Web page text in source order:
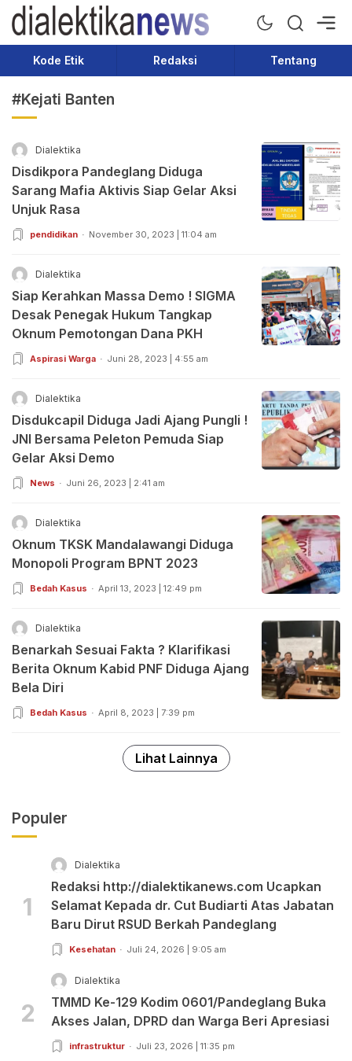
Dialektika News
Terkini dan Populer
Kode Etik Redaksi Tentang
#Kejati Banten
Dialektika
Disdikpora Pandeglang Diduga
Sarang Mafia Aktivis Siap Gelar Aksi
Unjuk Rasa
pendidikan November 30, 2023 | 11:04 am
Dialektika
Siap Kerahkan Massa Demo ! SIGMA
Desak Penegak Hukum Tangkap
Oknum Pemotongan Dana PKH
Aspirasi Warga Juni 28, 2023 | 4:55 am
Dialektika
Disdukcapil Diduga Jadi Ajang Pungli !
JNI Bersama Peleton Pemuda Siap
Gelar Aksi Demo
News Juni 26, 2023 | 2:41 am
Dialektika
Oknum TKSK Mandalawangi Diduga
Monopoli Program BPNT 2023
Bedah Kasus April 13, 2023 | 12:49 pm
Dialektika
Benarkah Sesuai Fakta ? Klarifikasi
Berita Oknum Kabid PNF Diduga Ajang
Bela Diri
Bedah Kasus April 8, 2023 | 7:39 pm
Lihat Lainnya
Populer
1
Dialektika
Redaksi http://dialektikanews.com Ucapkan
Selamat Kepada dr. Cut Budiarti Atas Jabatan
Baru Dirut RSUD Berkah Pandeglang
Kesehatan Juli 24, 2026 | 9:05 am
2
Dialektika
TMMD Ke-129 Kodim 0601/Pandeglang Buka
Akses Jalan, DPRD dan Warga Beri Apresiasi
infrastruktur Juli 23, 2026 | 11:35 pm